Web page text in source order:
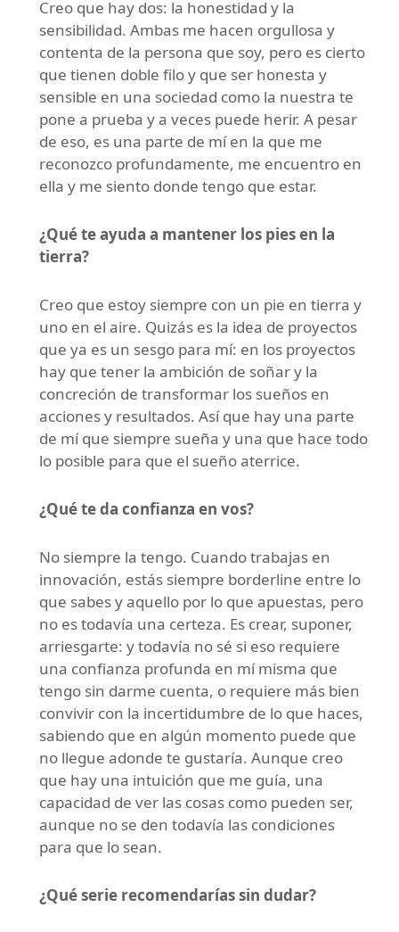
Creo que hay dos: la honestidad y la
sensibilidad. Ambas me hacen orgullosa y
contenta de la persona que soy, pero es cierto
que tienen doble filo y que ser honesta y
sensible en una sociedad como la nuestra te
pone a prueba y a veces puede herir. A pesar
de eso, es una parte de mí en la que me
reconozco profundamente, me encuentro en
ella y me siento donde tengo que estar.
¿Qué te ayuda a mantener los pies en la
tierra?
Creo que estoy siempre con un pie en tierra y
uno en el aire. Quizás es la idea de proyectos
que ya es un sesgo para mí: en los proyectos
hay que tener la ambición de soñar y la
concreción de transformar los sueños en
acciones y resultados. Así que hay una parte
de mí que siempre sueña y una que hace todo
lo posible para que el sueño aterrice.
¿Qué te da confianza en vos?
No siempre la tengo. Cuando trabajas en
innovación, estás siempre borderline entre lo
que sabes y aquello por lo que apuestas, pero
no es todavía una certeza. Es crear, suponer,
arriesgarte: y todavía no sé si eso requiere
una confianza profunda en mí misma que
tengo sin darme cuenta, o requiere más bien
convivir con la incertidumbre de lo que haces,
sabiendo que en algún momento puede que
no llegue adonde te gustaría. Aunque creo
que hay una intuición que me guía, una
capacidad de ver las cosas como pueden ser,
aunque no se den todavía las condiciones
para que lo sean.
¿Qué serie recomendarías sin dudar?